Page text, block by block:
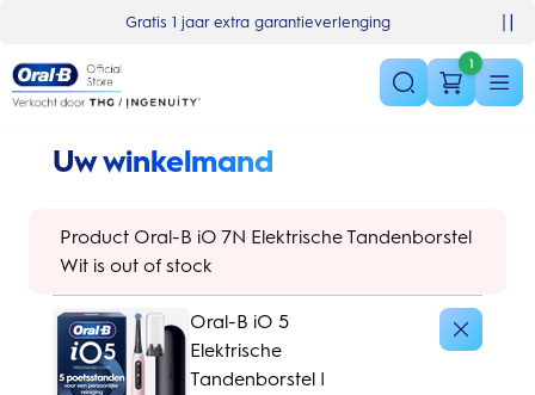
Gratis 1 jaar extra garantieverlenging
1
Uw winkelmand
Product Oral-B iO 7N Elektrische Tandenborstel
Wit is out of stock
Oral-B iO 5
Elektrische
Tandenborstel |